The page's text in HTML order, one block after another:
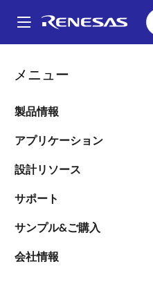
ン
メニュー
製品情報
アプリケーション
設計リソース
サポート
サンプル&ご購入
会社情報
パ
ン
く
ず
車載用カメラアプリケーション
車載用カメ
ョン向けに、
可能なパワ
IC「
～HD映像を安価に
ーティブHDリンク
ラシステムに最適～